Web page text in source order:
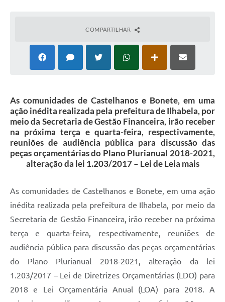
COMPARTILHAR
As comunidades de Castelhanos e Bonete, em uma
ação inédita realizada pela prefeitura de Ilhabela, por
meio da Secretaria de Gestão Financeira, irão receber
na próxima terça e quarta-feira, respectivamente,
reuniões de audiência pública para discussão das
peças orçamentárias do Plano Plurianual 2018-2021,
alteração da lei 1.203/2017 – Lei de Leia mais
As comunidades de Castelhanos e Bonete, em uma ação
inédita realizada pela prefeitura de Ilhabela, por meio da
Secretaria de Gestão Financeira, irão receber na próxima
terça e quarta-feira, respectivamente, reuniões de
audiência pública para discussão das peças orçamentárias
do Plano Plurianual 2018-2021, alteração da lei
1.203/2017 – Lei de Diretrizes Orçamentárias (LDO) para
2018 e Lei Orçamentária Anual (LOA) para 2018. A